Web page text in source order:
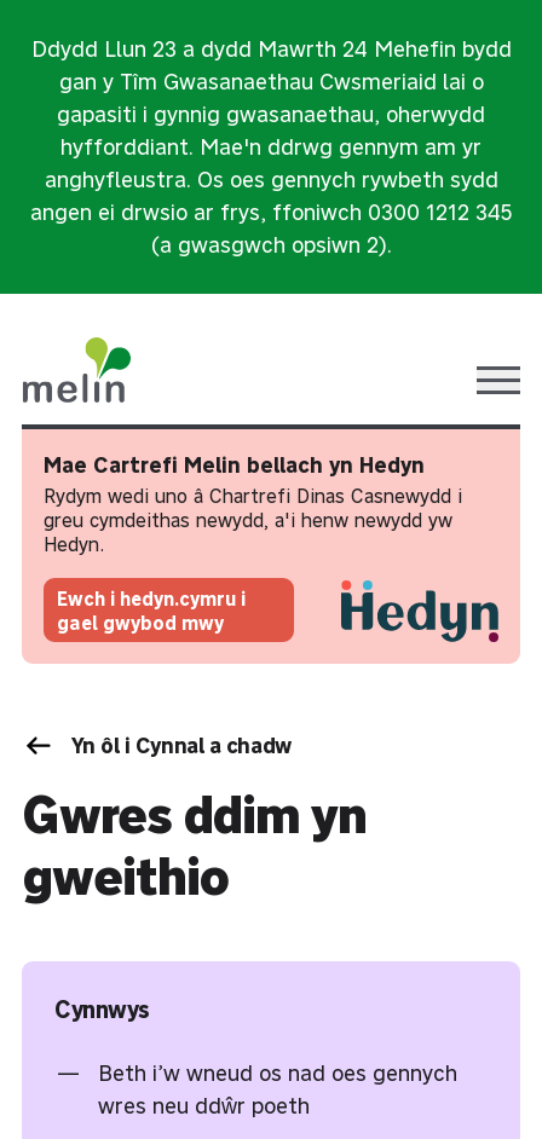
Ddydd Llun 23 a dydd Mawrth 24 Mehefin bydd
gan y Tîm Gwasanaethau Cwsmeriaid lai o
gapasiti i gynnig gwasanaethau, oherwydd
hyfforddiant. Mae'n ddrwg gennym am yr
anghyfleustra. Os oes gennych rywbeth sydd
angen ei drwsio ar frys, ffoniwch 0300 1212 345
(a gwasgwch opsiwn 2).
Mae Cartrefi Melin bellach yn Hedyn
Rydym wedi uno â Chartrefi Dinas Casnewydd i
greu cymdeithas newydd, a'i henw newydd yw
Hedyn.
Ewch i hedyn.cymru i
gael gwybod mwy
Yn ôl i Cynnal a chadw
Gwres ddim yn
gweithio
Cynnwys
Beth i’w wneud os nad oes gennych
wres neu ddŵr poeth